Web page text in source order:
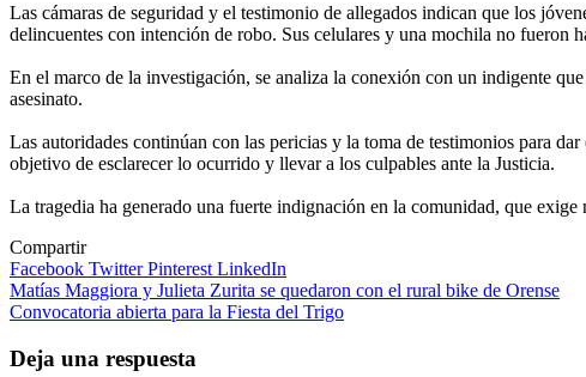
Las cámaras de seguridad y el testimonio de allegados indican que los
delincuentes con intención de robo. Sus celulares y una mochila no fueron
En el marco de la investigación, se analiza la conexión con un indigente
asesinato.
Las autoridades continúan con las pericias y la toma de testimonios para
objetivo de esclarecer lo ocurrido y llevar a los culpables ante la Justicia.
La tragedia ha generado una fuerte indignación en la comunidad, que
Compartir
Facebook TwitterPinterest LinkedIn
Navegación
de
entradas
Matías Maggiora y Julieta Zurita se quedaron con el rural bike de Orense
Convocatoria abierta para la Fiesta del Trigo
Deja una respuesta